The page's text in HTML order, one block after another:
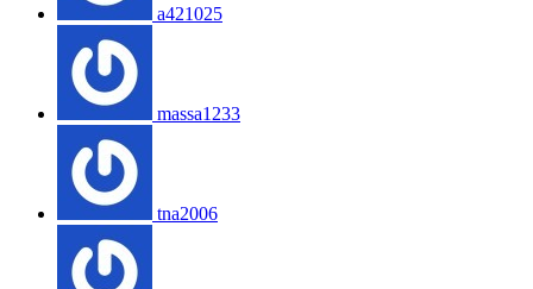
a421025
massa1233
tna2006